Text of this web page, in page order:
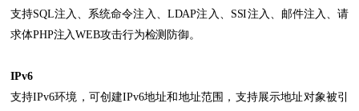
支持SQL注入、系统命令注入、LDAP注入、SSI注入、邮件注入、请
求体PHP注入WEB攻击行为检测防御。
IPv6
支持IPv6环境，可创建IPv6地址和地址范围，支持展示地址对象被引